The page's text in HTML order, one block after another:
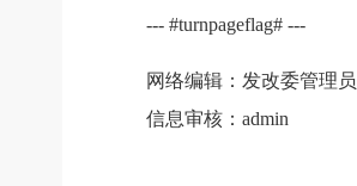
--- #turnpageflag# ---
网络编辑：发改委管理员
信息审核：admin